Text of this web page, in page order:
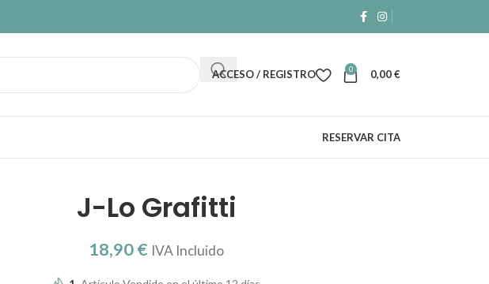
ACCESO / REGISTRO 0 0,00€
RESERVAR CITA
J-Lo Grafitti
18,90€ IVA Incluido